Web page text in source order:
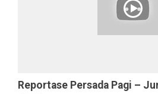
Reportase Persada Pagi –